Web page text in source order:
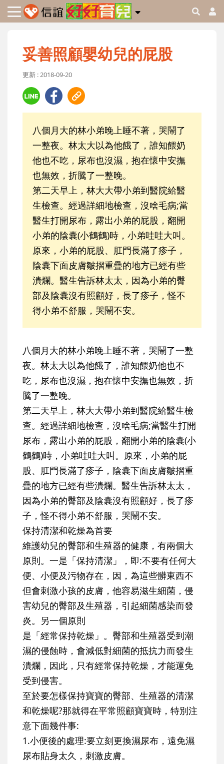
妥善照顧嬰幼兒的屁股
更新 : 2018-09-20
八個月大的林小弟晚上睡不著，哭鬧了
一整夜。林太大以為他餓了，誰知餵奶
他也不吃，尿布也沒濕，抱在懷中安撫
也無效，折騰了一整晚。
第二天早上，林大大帶小弟到醫院給醫
生檢查。經過詳細地檢查，沒啥毛病;當
醫生打開尿布，露出小弟的屁股，翻開
小弟的陰囊(小鶴鶴)時，小弟哇哇大叫。
原來，小弟的屁股、肛門長滿了疹子，
陰囊下面皮膚皺摺重疊的地方已經有些
潰爛。醫生告訴林太太，因為小弟的臀
部及陰囊沒有照顧好，長了疹子，怪不
得小弟不舒服，哭鬧不安。
八個月大的林小弟晚上睡不著，哭鬧了一整
夜。林太大以為他餓了，誰知餵奶他也不
吃，尿布也沒濕，抱在懷中安撫也無效，折
騰了一整晚。
第二天早上，林大大帶小弟到醫院給醫生檢
查。經過詳細地檢查，沒啥毛病;當醫生打開
尿布，露出小弟的屁股，翻開小弟的陰囊(小
鶴鶴)時，小弟哇哇大叫。原來，小弟的屁
股、肛門長滿了疹子，陰囊下面皮膚皺摺重
疊的地方已經有些潰爛。醫生告訴林太太，
因為小弟的臀部及陰囊沒有照顧好，長了疹
子，怪不得小弟不舒服，哭鬧不安。
保持清潔和乾燥為首要
維護幼兒的臀部和生殖器的健康，有兩個大
原則。一是「保持清潔」，即:不要有任何大
便、小便及污物存在，因，為這些髒東西不
但會刺激小孩的皮膚，他容易滋生細菌，侵
害幼兒的臀部及生殖器，引起細菌感染而發
炎。另一個原則
是「經常保持乾燥」。臀部和生殖器受到潮
濕的侵蝕時，會減低對細菌的抵抗力而發生
潰爛，因此，只有經常保持乾燥，才能運免
受到侵害。
至於要怎樣保持寶寶的臀部、生殖器的清潔
和乾燥呢?那就得在平常照顧寶寶時，特別注
意下面幾件事:
1.小便後的處理:要立刻更換濕尿布，遠免濕
尿布貼身太久，刺激皮膚。